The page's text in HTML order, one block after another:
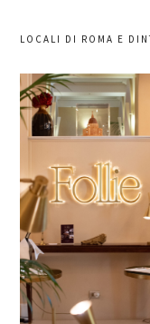
LOCALI DI ROMA E